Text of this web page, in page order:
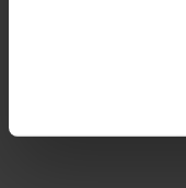
Droomtuinen in
IK WIL